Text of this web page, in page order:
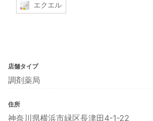
エクエル
店舗タイプ
調剤薬局
住所
神奈川県横浜市緑区長津田4-1-22